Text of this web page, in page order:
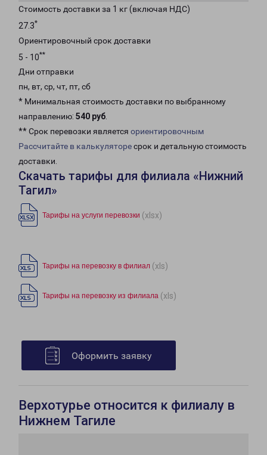
Стоимость доставки за 1 кг (включая НДС)
27.3*
Ориентировочный срок доставки
5 - 10**
Дни отправки
пн, вт, ср, чт, пт, сб
* Минимальная стоимость доставки по выбранному
направлению: 540 руб.
** Срок перевозки является ориентировочным
Рассчитайте в калькуляторесрок и детальную стоимость
доставки.
Скачать тарифы для филиала «Нижний
Тагил»
Тарифы на услуги перевозки (xlsx)
Тарифы на перевозку в филиал (xls)
Тарифы на перевозку из филиала (xls)
Оформить заявку
Верхотурье относится к филиалу в
Нижнем Тагиле